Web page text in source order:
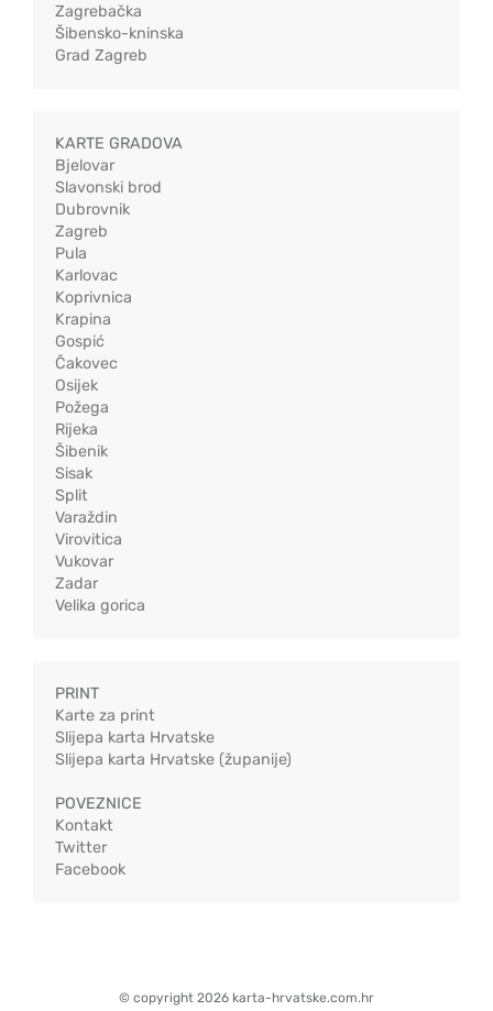
Zagrebačka
Šibensko-kninska
Grad Zagreb
KARTE GRADOVA
Bjelovar
Slavonski brod
Dubrovnik
Zagreb
Pula
Karlovac
Koprivnica
Krapina
Gospić
Čakovec
Osijek
Požega
Rijeka
Šibenik
Sisak
Split
Varaždin
Virovitica
Vukovar
Zadar
Velika gorica
PRINT
Karte za print
Slijepa karta Hrvatske
Slijepa karta Hrvatske (županije)
POVEZNICE
Kontakt
Twitter
Facebook
© copyright 2026 karta-hrvatske.com.hr